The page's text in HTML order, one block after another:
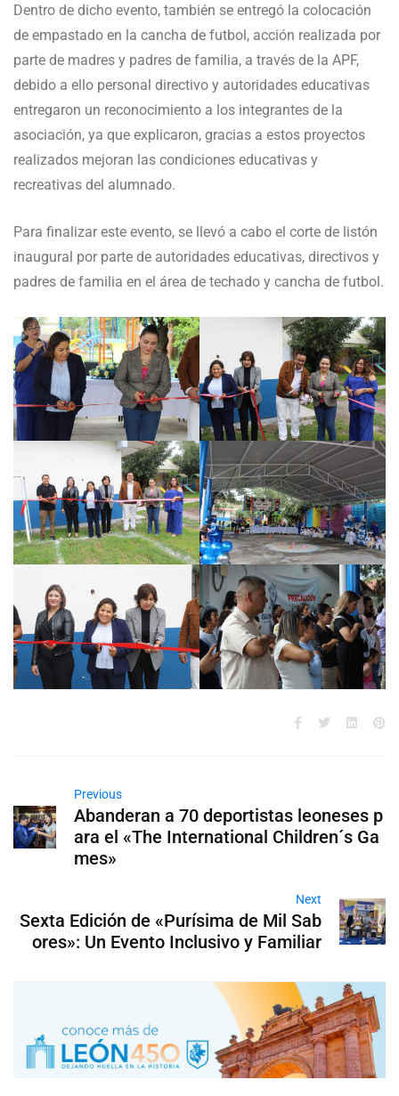
Dentro de dicho evento, también se entregó la colocación
de empastado en la cancha de futbol, acción realizada por
parte de madres y padres de familia, a través de la APF,
debido a ello personal directivo y autoridades educativas
entregaron un reconocimiento a los integrantes de la
asociación, ya que explicaron, gracias a estos proyectos
realizados mejoran las condiciones educativas y
recreativas del alumnado.
Para finalizar este evento, se llevó a cabo el corte de listón
inaugural por parte de autoridades educativas, directivos y
padres de familia en el área de techado y cancha de futbol.
Previous
Abanderan a 70 deportistas leoneses p
ara el «The International Children´s Ga
mes»
Next
Sexta Edición de «Purísima de Mil Sab
ores»: Un Evento Inclusivo y Familiar